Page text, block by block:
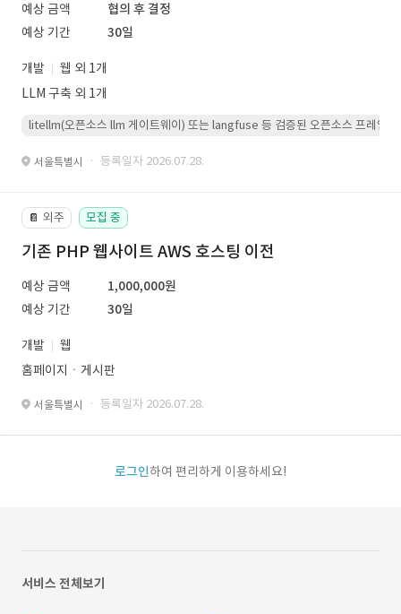
예상 금액
협의 후 결정
예상 기간
30일
개발
웹 외 1개
LLM 구축 외 1개
litellm(오픈소스 llm 게이트웨이) 또는 langfuse 등 검증된 오픈소스 프레임워
서울특별시 · 등록일자 2026.07.28.
📔 외주 모집 중
기존 PHP 웹사이트 AWS 호스팅 이전
예상 금액
1,000,000원
예상 기간
30일
개발
웹
홈페이지ㆍ게시판
서울특별시 · 등록일자 2026.07.28.
로그인하여 편리하게 이용하세요!
서비스 전체보기